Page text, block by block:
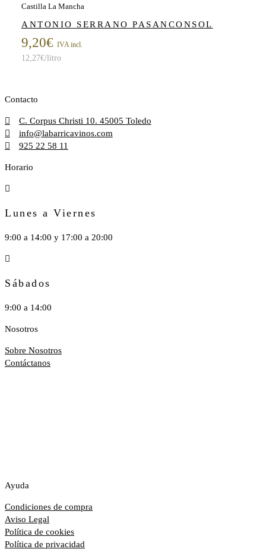
Castilla La Mancha
ANTONIO SERRANO PASANCONSOL
9,20€ IVA incl.
12,27€/litro
Contacto
C. Corpus Christi 10. 45005 Toledo
info@labarricavinos.com
925 22 58 11
Horario
Lunes a Viernes
9:00 a 14:00 y 17:00 a 20:00
Sábados
9:00 a 14:00
Nosotros
Sobre Nosotros
Contáctanos
Ayuda
Condiciones de compra
Aviso Legal
Política de cookies
Política de privacidad